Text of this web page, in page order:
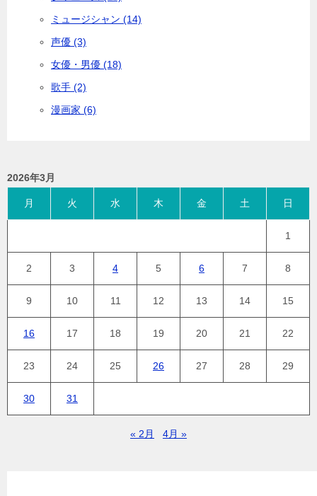
ミュージシャン (14)
声優 (3)
女優・男優 (18)
歌手 (2)
漫画家 (6)
2026年3月
月 火 水 木 金 土 日
1
2 3 4 5 6 7 8
9 10 11 12 13 14 15
16 17 18 19 20 21 22
23 24 25 26 27 28 29
30 31
« 2月 4月 »